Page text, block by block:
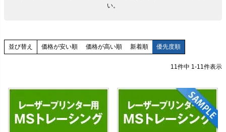
い。
並び替え 価格が安い順 価格が高い順 新着順 優先度順
11件中 1-11件表示